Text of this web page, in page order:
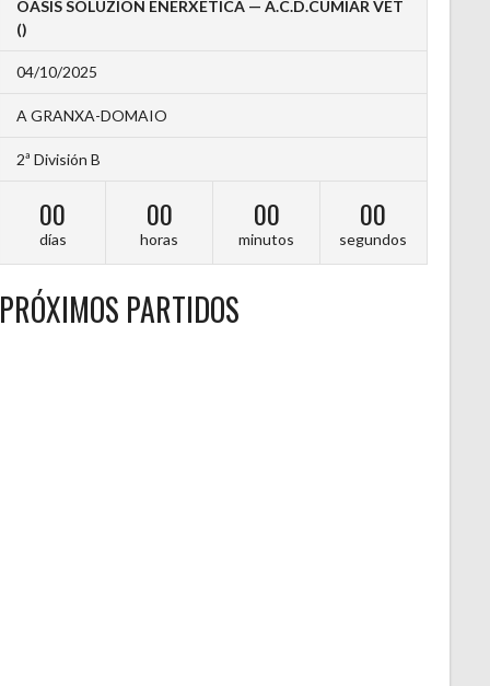
OASIS SOLUZION ENERXETICA — A.C.D.CUMIAR VET
()
04/10/2025
A GRANXA-DOMAIO
2ª División B
00
días
00
horas
00
minutos
00
segundos
PRÓXIMOS PARTIDOS